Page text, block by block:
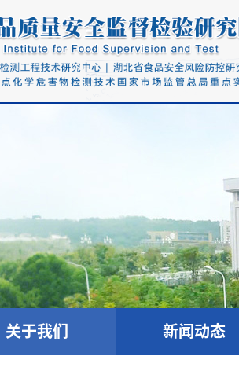
关于我们 新闻动态